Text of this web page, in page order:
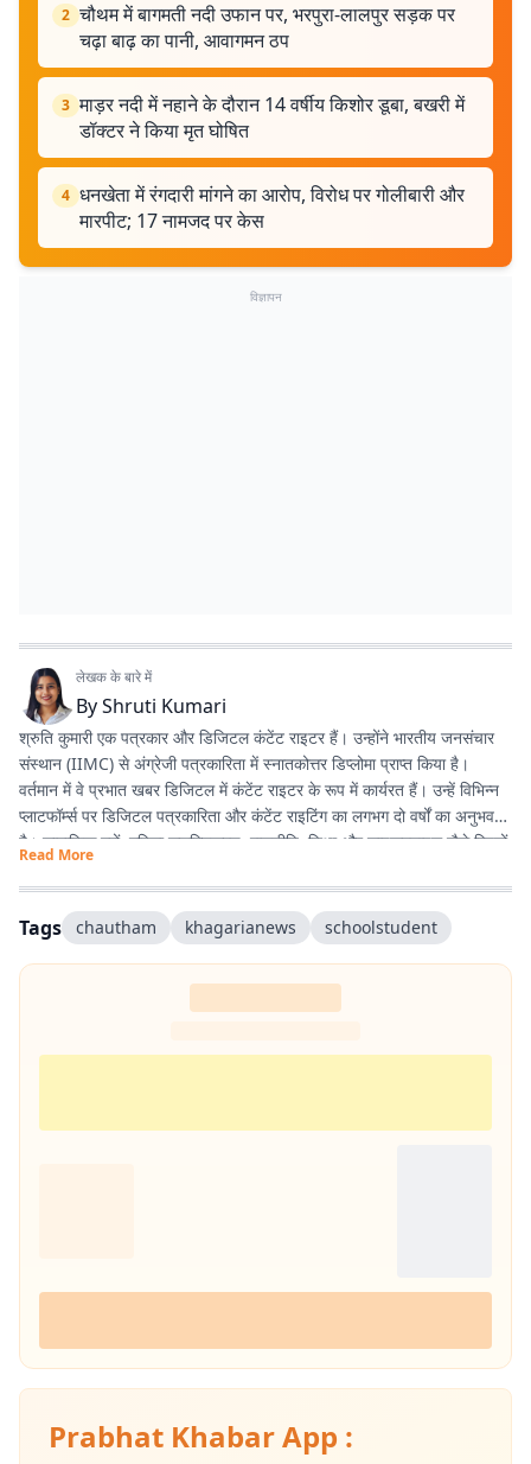
2 चौथम में बागमती नदी उफान पर, भरपुरा-लालपुर सड़क पर
चढ़ा बाढ़ का पानी, आवागमन ठप
3 माड़र नदी में नहाने के दौरान 14 वर्षीय किशोर डूबा, बखरी में
डॉक्टर ने किया मृत घोषित
4 धनखेता में रंगदारी मांगने का आरोप, विरोध पर गोलीबारी और
मारपीट; 17 नामजद पर केस
विज्ञापन
लेखक के बारे में
ByShruti Kumari
श्रुति कुमारी एक पत्रकार और डिजिटल कंटेंट राइटर हैं। उन्होंने भारतीय जनसंचार
संस्थान (IIMC) से अंग्रेजी पत्रकारिता में स्नातकोत्तर डिप्लोमा प्राप्त किया है।
वर्तमान में वे प्रभात खबर डिजिटल में कंटेंट राइटर के रूप में कार्यरत हैं। उन्हें विभिन्न
प्लाटफॉर्म्स पर डिजिटल पत्रकारिता और कंटेंट राइटिंग का लगभग दो वर्षों का अनुभव
है। सामाजिक मुद्दों, महिला सशक्तिकरण, राजनीति, शिक्षा और लाइफस्टाइल जैसे विषयों
पर लिखना उनकी विशेष रुचि का क्षेत्र है। इसके अलावा वे डिजिटल प्लेटफॉर्म के लिए
स्क्रिप्ट राइटिंग करती हैं तथा हिंदी कविता और अंगिका भाषा में लेखन का भी शौक
रखती हैं। प्रकृति से उनका विशेष लगाव है और वे मानती हैं कि संवेदनशील, तथ्यपरक
और जनसरोकार से जुड़ी पत्रकारिता समाज में सकारात्मक बदलाव का माध्यम बन सकती
है।
Read More
Tags chautham khagarianews schoolstudent
Prabhat Khabar App :